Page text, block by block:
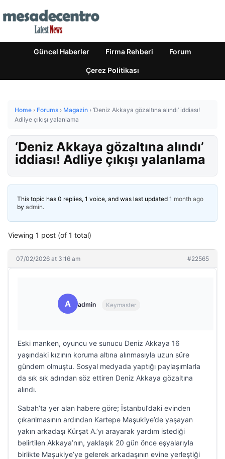
Güncel Haberler Firma Rehberi Forum
Çerez Politikası
Home › Forums › Magazin › ‘Deniz Akkaya gözaltına alındı’ iddiası!
Adliye çıkışı yalanlama
‘Deniz Akkaya gözaltına alındı’
iddiası! Adliye çıkışı yalanlama
This topic has 0 replies, 1 voice, and was last updated 1 month ago
by admin.
Viewing 1 post (of 1 total)
07/02/2026 at 3:16 am #22565
A admin Keymaster
Eski manken, oyuncu ve sunucu Deniz Akkaya 16
yaşındaki kızının koruma altına alınmasıyla uzun süre
gündem olmuştu. Sosyal medyada yaptığı paylaşımlarla
da sık sık adından söz ettiren Deniz Akkaya gözaltına
alındı.
Sabah’ta yer alan habere göre; İstanbul’daki evinden
çıkarılmasının ardından Kartepe Maşukiye’de yaşayan
yakın arkadaşı Kürşat A.’yı arayarak yardım istediği
belirtilen Akkaya’nın, yaklaşık 20 gün önce eşyalarıyla
birlikte Maşukiye’ye gelerek arkadaşının evine yerleştiği